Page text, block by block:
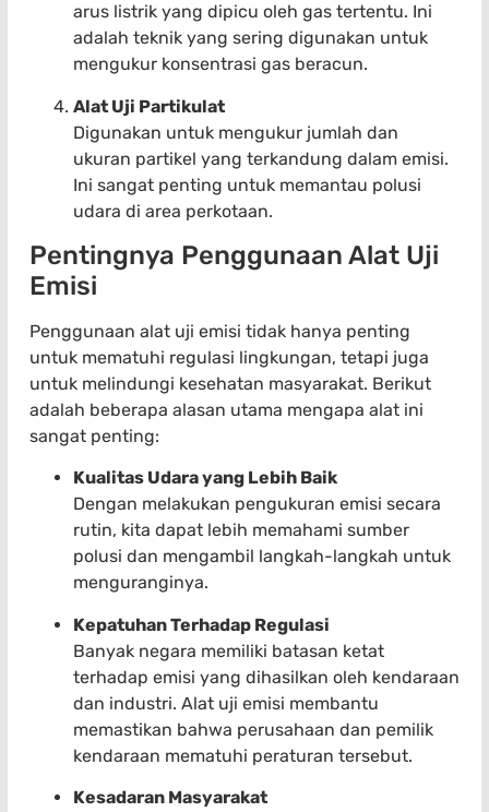
arus listrik yang dipicu oleh gas tertentu. Ini
adalah teknik yang sering digunakan untuk
mengukur konsentrasi gas beracun.
Alat Uji Partikulat
Digunakan untuk mengukur jumlah dan
ukuran partikel yang terkandung dalam emisi.
Ini sangat penting untuk memantau polusi
udara di area perkotaan.
Pentingnya Penggunaan Alat Uji
Emisi
Penggunaan alat uji emisi tidak hanya penting
untuk mematuhi regulasi lingkungan, tetapi juga
untuk melindungi kesehatan masyarakat. Berikut
adalah beberapa alasan utama mengapa alat ini
sangat penting:
Kualitas Udara yang Lebih Baik
Dengan melakukan pengukuran emisi secara
rutin, kita dapat lebih memahami sumber
polusi dan mengambil langkah-langkah untuk
menguranginya.
Kepatuhan Terhadap Regulasi
Banyak negara memiliki batasan ketat
terhadap emisi yang dihasilkan oleh kendaraan
dan industri. Alat uji emisi membantu
memastikan bahwa perusahaan dan pemilik
kendaraan mematuhi peraturan tersebut.
Kesadaran Masyarakat